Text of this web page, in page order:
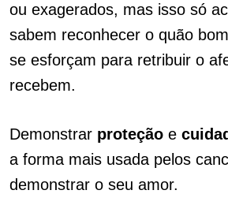
ou exagerados, mas isso só
sabem reconhecer o quão
se esforçam para retribuir o
recebem.
Demonstrar proteção e
a forma mais usada pelos
demonstrar o seu amor.